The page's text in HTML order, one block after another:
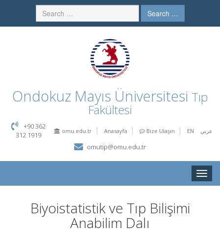
Search …
Ondokuz Mayıs Üniversitesi Tıp
Fakültesi
omu.edu.tr Anasayfa Bize Ulaşın EN عربي
+90 362
312 1919
omutip@omu.edu.tr
Toggle
Biyoistatistik ve Tıp Bilişimi
Anabilim Dalı